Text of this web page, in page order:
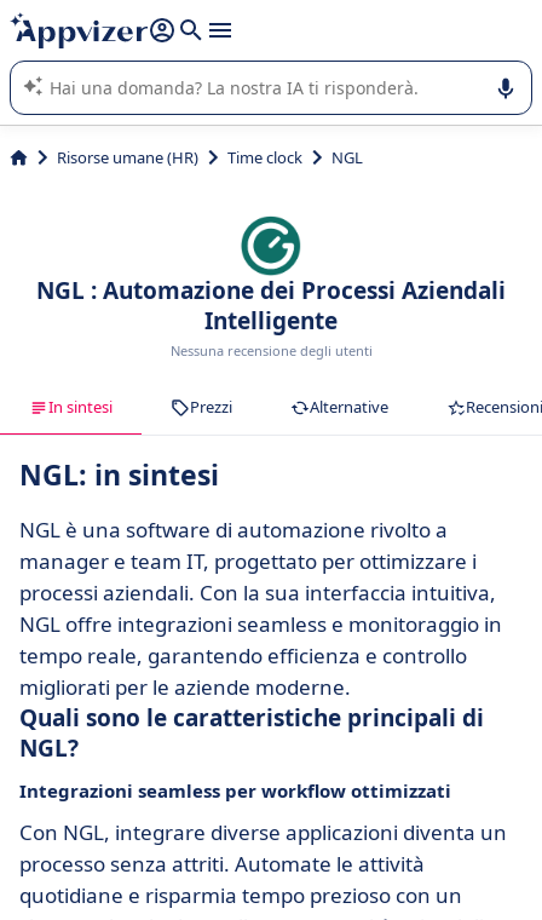
righe con
shift + enter
L'IA di Appvizer vi guida nell'utilizzo o nella scelta di un
software SaaS per la vostra azienda.
Risorse umane (HR) Time clock NGL
NGL : Automazione dei Processi Aziendali
Intelligente
Nessuna recensione degli utenti
In sintesi Prezzi Alternative Recensioni
NGL: in sintesi
NGL è una software di automazione rivolto a
manager e team IT, progettato per ottimizzare i
processi aziendali. Con la sua interfaccia intuitiva,
NGL offre integrazioni seamless e monitoraggio in
tempo reale, garantendo efficienza e controllo
migliorati per le aziende moderne.
Quali sono le caratteristiche principali di
NGL?
Integrazioni seamless per workflow ottimizzati
Con NGL, integrare diverse applicazioni diventa un
processo senza attriti. Automate le attività
quotidiane e risparmia tempo prezioso con un